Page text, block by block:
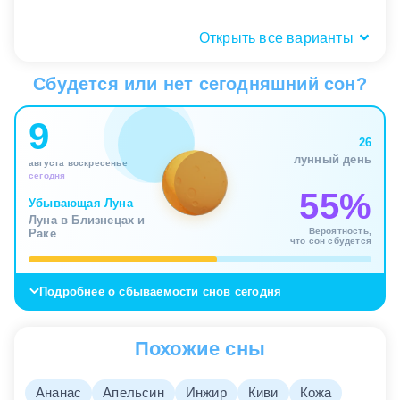
Открыть все варианты
или бесконечные полки?
То, в какой обстановке вы видите фрукты, ярко
подсвечивает ваше отношение к изобилию.
Держать в руках одну крупную связку бананов –
позитивный знак, символизирующий наличие
надежной поддержки и достаточного запаса
внутренних сил для любых начинаний. Вы четко
видите свои ресурсы и умеете ими грамотно
распоряжаться, не распыляясь на пустые
соблазны и бережно сохраняя баланс между
работой и отдыхом.
Если же вам снятся огромные, заваленные
вы теряетесь, сон приобретает весьма
удовольствий сильно дезориентирует.
Сбудется или нет сегодняшний сон?
9
августа воскресенье
сегодня
Убывающая Луна
Луна в Близнецах и
Раке
26
лунный день
55%
Вероятность,
что сон сбудется
Подробнее о сбываемости снов сегодня
Похожие сны
Ананас Апельсин Инжир Киви
Кожа